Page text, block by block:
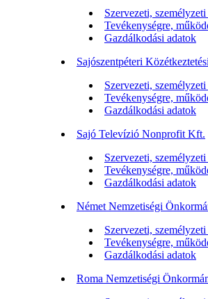
Szervezeti,
Tevékenységre,
Gazdálkodási adatok
Sajószentpéteri
Szervezeti,
Tevékenységre,
Gazdálkodási adatok
Sajó Televízió Nonprofit Kft.
Szervezeti,
Tevékenységre,
Gazdálkodási adatok
Német Nemzetiségi
Szervezeti,
Tevékenységre,
Gazdálkodási adatok
Roma Nemzetiségi